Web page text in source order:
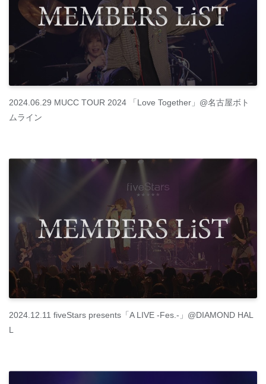
2024.06.29 MUCC TOUR 2024 「Love Together」@名古屋ボト
ムライン
2024.12.11 fiveStars presents「A LIVE -Fes.-」@DIAMOND HAL
L